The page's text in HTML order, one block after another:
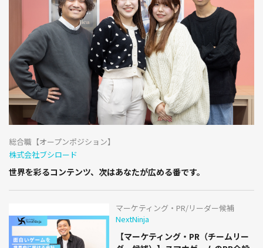
総合職【オープンポジション】
株式会社ブシロード
世界を彩るコンテンツ、次はあなたが広める番です。
マーケティング・PR/リーダー候補
NextNinja
【マーケティング・PR（チームリー